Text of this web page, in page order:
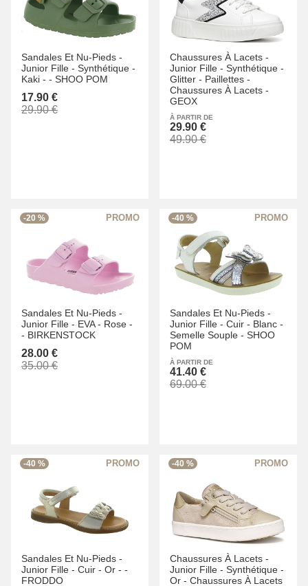
Sandales Et Nu-Pieds -
Junior Fille - Synthétique -
Kaki - - SHOO POM
17.90 €
29.90 €
Chaussures À Lacets -
Junior Fille - Synthétique -
Glitter - Paillettes -
Chaussures À Lacets -
GEOX
À PARTIR DE
29.90 €
49.90 €
-20 %
Sandales Et Nu-Pieds -
Junior Fille - EVA - Rose -
- BIRKENSTOCK
28.00 €
35.00 €
-40 %
Sandales Et Nu-Pieds -
Junior Fille - Cuir - Blanc -
Semelle Souple - SHOO
POM
À PARTIR DE
41.40 €
69.00 €
-40 %
Sandales Et Nu-Pieds -
Junior Fille - Cuir - Or - -
FRODDO
-40 %
Chaussures À Lacets -
Junior Fille - Synthétique -
Or - Chaussures À Lacets